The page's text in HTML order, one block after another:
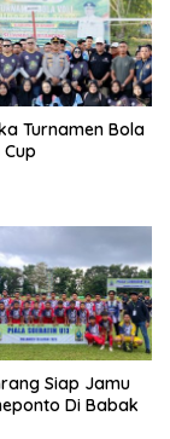
Turnamen Bola
Siap Jamu
Di Babak